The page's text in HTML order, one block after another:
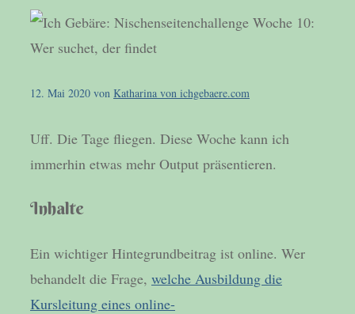
12. Mai 2020 von Katharina von ichgebaere.com
Uff. Die Tage fliegen. Diese Woche kann ich
immerhin etwas mehr Output präsentieren.
Inhalte
Ein wichtiger Hintegrundbeitrag ist online. Wer
behandelt die Frage, welche Ausbildung die
Kursleitung eines online-